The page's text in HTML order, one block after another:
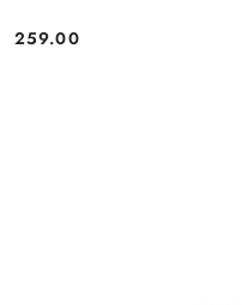
Cena:
259.00